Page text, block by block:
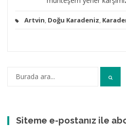
Artvin, Doğu Karadeniz,
Siteme e-postanız ile